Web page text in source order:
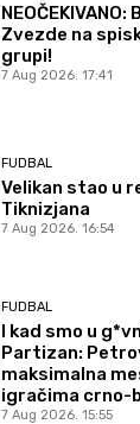
Zvezde na
grupi!
7 Aug 2026. 17:41
FUDBAL
Velikan stao u
Tiknizjana
7 Aug 2026. 16:54
FUDBAL
I kad smo u
Partizan:
maksimalna
igračima crno-
7 Aug 2026. 15:55